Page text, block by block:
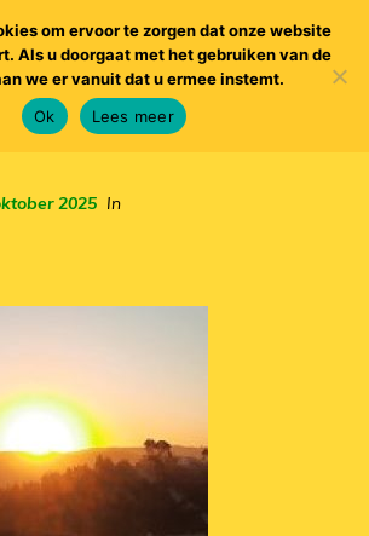
2025 In
om ervoor te zorgen dat onze website
Als u doorgaat met het gebruiken van de
we er vanuit dat u ermee instemt.
Ok
Lees meer